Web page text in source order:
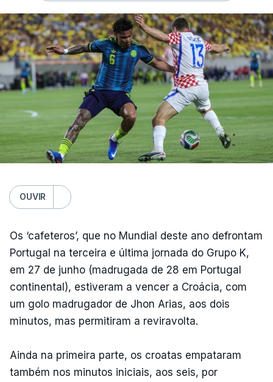
OUVIR
Os ‘cafeteros’, que no Mundial deste ano defrontam
Portugal na terceira e última jornada do Grupo K,
em 27 de junho (madrugada de 28 em Portugal
continental), estiveram a vencer a Croácia, com
um golo madrugador de Jhon Arias, aos dois
minutos, mas permitiram a reviravolta.
Ainda na primeira parte, os croatas empataram
também nos minutos iniciais, aos seis, por